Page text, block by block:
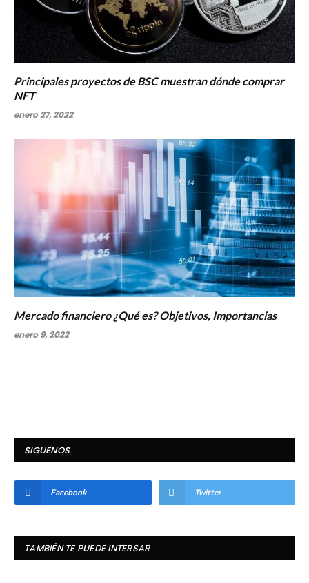
Principales proyectos de BSC muestran dónde comprar
NFT
enero 27, 2022
Mercado financiero ¿Qué es? Objetivos, Importancias
enero 9, 2022
SIGUENOS
Facebook Twitter
TAMBIÉN TE PUEDE INTERSAR